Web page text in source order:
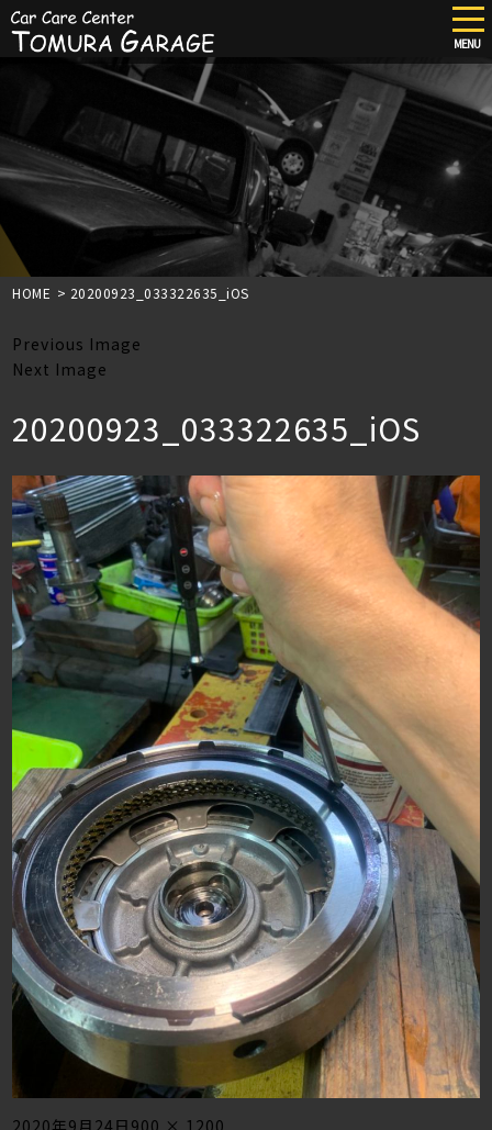
content
MENU
HOME > 20200923_033322635_iOS
Previous Image
Next Image
20200923_033322635_iOS
Posted
2020年9月24日 Full
900 × 1200